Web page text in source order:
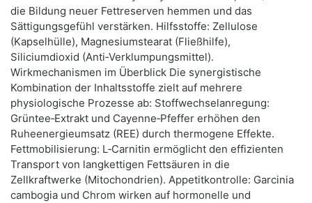
die Bildung neuer Fettreserven hemmen und das
Sättigungsgefühl verstärken. Hilfsstoffe: Zellulose
(Kapselhülle), Magnesiumstearat (Fließhilfe),
Siliciumdioxid (Anti‑Verklumpungsmittel).
Wirkmechanismen im Überblick Die synergistische
Kombination der Inhaltsstoffe zielt auf mehrere
physiologische Prozesse ab: Stoffwechselanregung:
Grüntee‑Extrakt und Cayenne‑Pfeffer erhöhen den
Ruheenergieumsatz (REE) durch thermogene Effekte.
Fettmobilisierung: L‑Carnitin ermöglicht den effizienten
Transport von langkettigen Fettsäuren in die
Zellkraftwerke (Mitochondrien). Appetitkontrolle: Garcinia
cambogia und Chrom wirken auf hormonelle und